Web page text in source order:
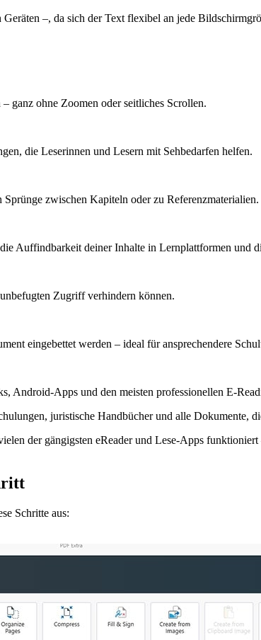
–, da sich der Text flexibel an jede
ganz ohne Zoomen oder seitliches Scrollen.
die Leserinnen und Lesern mit Sehbedarfen helfen.
zwischen Kapiteln oder zu Referenzmaterialien.
Auffindbarkeit deiner Inhalte in Lernplattformen und
Zugriff verhindern können.
eingebettet werden – ideal für ansprechendere
Android-Apps und den meisten professionellen E-
juristische Handbücher und alle Dokumente,
der gängigsten eReader und Lese-Apps
Schritte aus: